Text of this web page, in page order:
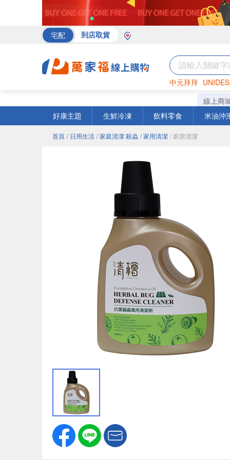
宅配 到店取貨
中元拜拜
海苔 巧克力
線上商
好康主題
生鮮冷凍 飲料零食 米油沖
首頁 / 日用生活 / 家庭清潔 殺蟲 / 家用清潔 / 廚房清潔